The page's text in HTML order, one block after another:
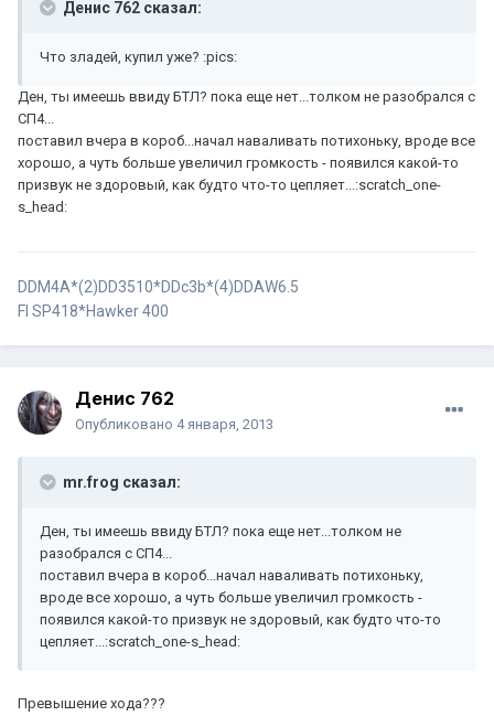
Денис 762 сказал:
Что зладей, купил уже? :pics:
Ден, ты имеешь ввиду БТЛ? пока еще нет...толком не разобрался с
СП4...
поставил вчера в короб...начал наваливать потихоньку, вроде все
хорошо, а чуть больше увеличил громкость - появился какой-то
призвук не здоровый, как будто что-то цепляет...:scratch_one-
s_head:
DDM4A*(2)DD3510*DDc3b*(4)DDАW6.5
FI SP418*Hawker 400
Денис 762
Опубликовано 4 января, 2013
mr.frog сказал:
Ден, ты имеешь ввиду БТЛ? пока еще нет...толком не
разобрался с СП4...
поставил вчера в короб...начал наваливать потихоньку,
вроде все хорошо, а чуть больше увеличил громкость -
появился какой-то призвук не здоровый, как будто что-то
цепляет...:scratch_one-s_head:
Превышение хода???